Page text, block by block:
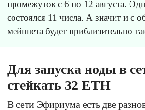
промежуток с 6 по 12 августа.
состоялся 11 числа. А значит и с
мейннета будет приблизительно
Для запуска ноды в
стейкать 32 ETH
В сети Эфириума есть две